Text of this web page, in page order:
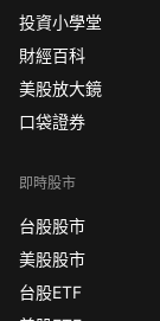
投資小學堂
財經百科
美股放大鏡
口袋證券
即時股市
台股股市
美股股市
台股ETF